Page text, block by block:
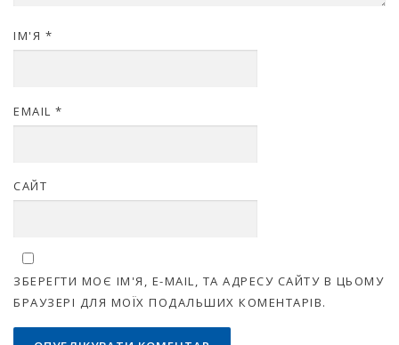
ІМ'Я *
EMAIL *
САЙТ
ЗБЕРЕГТИ МОЄ ІМ'Я, E-MAIL, ТА АДРЕСУ САЙТУ В ЦЬОМУ
БРАУЗЕРІ ДЛЯ МОЇХ ПОДАЛЬШИХ КОМЕНТАРІВ.